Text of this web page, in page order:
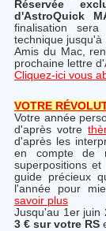
Réservée
d'AstroQuick
finalisation
technique
Amis du Mac,
prochaine lettre
Cliquez-ici vous
VOTRE
Votre année
d'après votre
d'après les
en compte de
superpositions
guide précieux
l'année pour
savoir plus
Jusqu'au 1er juin
3 € sur votre RS